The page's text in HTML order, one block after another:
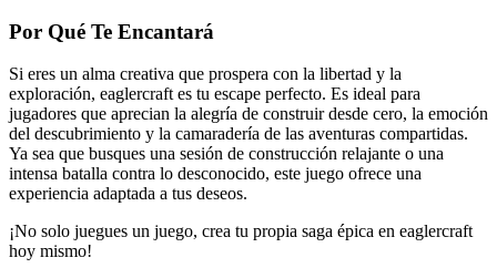
Por Qué Te Encantará
Si eres un alma creativa que prospera con la libertad y la
exploración, eaglercraft es tu escape perfecto. Es ideal para
jugadores que aprecian la alegría de construir desde cero, la emoción
del descubrimiento y la camaradería de las aventuras compartidas.
Ya sea que busques una sesión de construcción relajante o una
intensa batalla contra lo desconocido, este juego ofrece una
experiencia adaptada a tus deseos.
¡No solo juegues un juego, crea tu propia saga épica en eaglercraft
hoy mismo!